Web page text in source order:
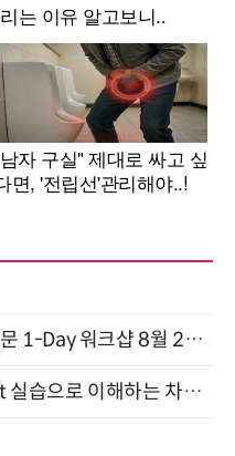
양자컴퓨팅 비즈니스·기술 입문 1-Day 워크샵 8월 28일 개최
“큐비트·양자 알고리즘·Qiskit 실습으로 이해하는 차세대 컴퓨팅” (8/28)